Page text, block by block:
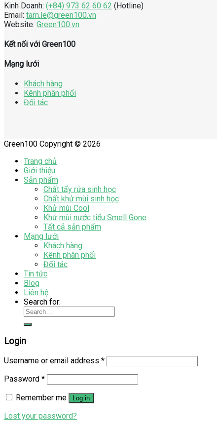
Kinh Doanh: (+84) 973 62 60 62 (Hotline)
Email: tam.le@green100.vn
Website: Green100.vn
Kết nối với Green100
Mạng lưới
Khách hàng
Kênh phân phối
Đối tác
Green100 Copyright © 2026
Trang chủ
Giới thiệu
Sản phẩm
Chất tẩy rửa sinh học
Chất khử mùi sinh học
Khử mùi Cool
Khử mùi nước tiểu Smell Gone
Tất cả sản phẩm
Mạng lưới
Khách hàng
Kênh phân phối
Đối tác
Tin tức
Blog
Liên hệ
Search for:
Login
Username or email address *
Password *
Remember me
Log in
Lost your password?